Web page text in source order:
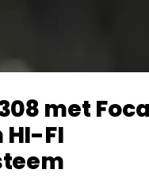
met
FI